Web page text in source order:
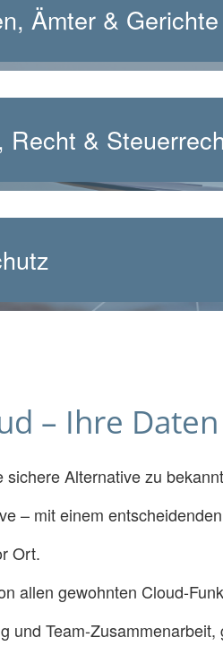
Ämter & Gerichte
Recht &
– Ihre
sichere Alternative zu
– mit einem
Ort.
allen gewohnten Cloud-
und Team-